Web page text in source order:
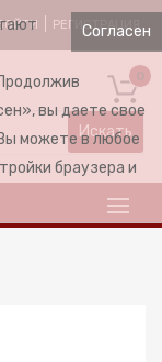
РЕГИСТРАЦИЯ
Искать
Согласен
вы даете свое
можете в любое
браузера и